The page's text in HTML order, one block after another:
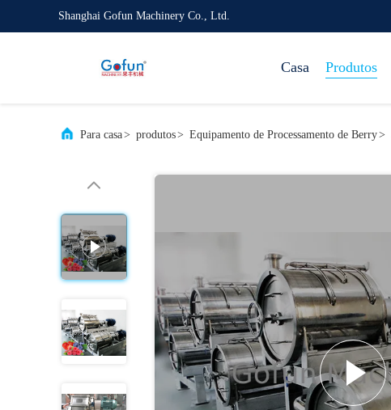
Shanghai Gofun Machinery Co., Ltd.
Casa Produtos
Para casa> produtos> Equipamento de Processamento de Berry>